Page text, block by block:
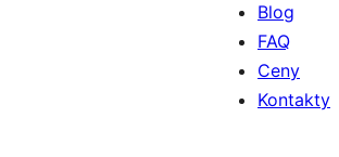
Blog
FAQ
Ceny
Kontakty